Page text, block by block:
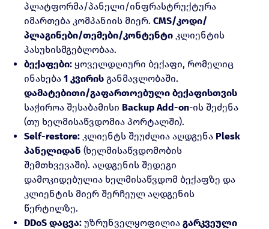
პლატფორმა/პანელი/ინფრასტრუქტურა
იმართება კომპანიის მიერ. CMS/კოდი/
პლაგინები/თემები/კონტენტი კლიენტის
პასუხისმგებლობაა.
ბექაფები: ყოველდღიური ბექაფი, რომელიც
ინახება 1 კვირის განმავლობაში.
დამატებითი/გაფართოებული ბექაფისთვის
საჭიროა შესაბამისი Backup Add-on-ის შეძენა
(თუ ხელმისაწვდომია პორტალში).
Self-restore: კლიენტს შეუძლია აღდგენა Plesk
პანელიდან (ხელმისაწვდომობის
შემთხვევაში). აღდგენის შედეგი
დამოკიდებულია ხელმისაწვდომ ბექაფზე და
კლიენტის მიერ შერჩეულ აღდგენის
წერტილზე.
DDoS დაცვა: უზრუნველყოფილია გარკვეული